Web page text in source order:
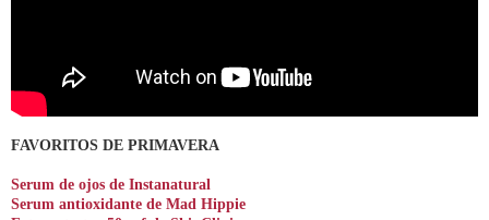
FAVORITOS DE PRIMAVERA
Serum de ojos de Instanatural
Serum antioxidante de Mad Hippie